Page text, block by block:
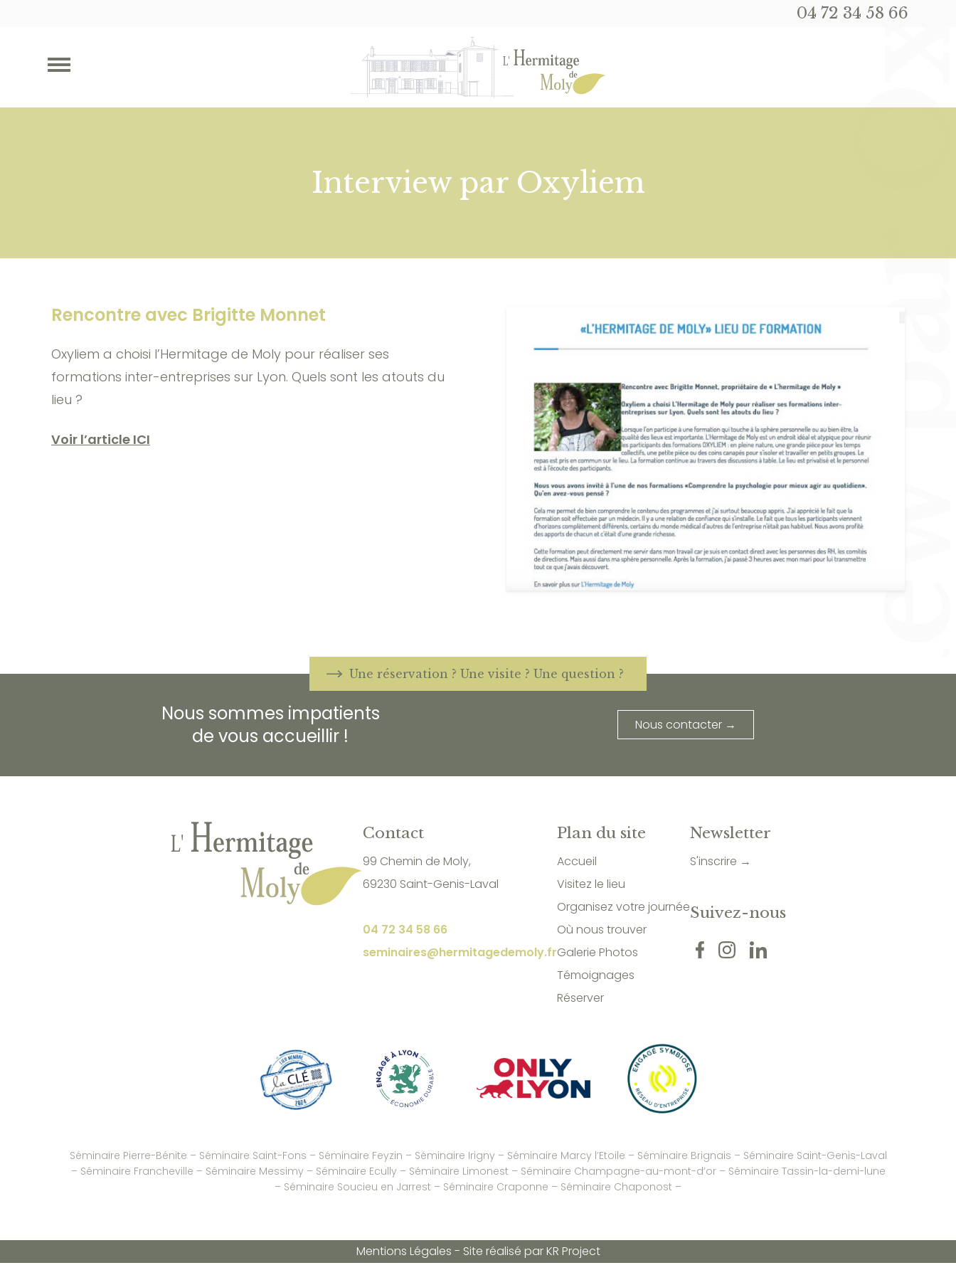
04 72 34 58 66
Interview par Oxyliem
Rencontre avec Brigitte Monnet
Oxyliem a choisi l’Hermitage de Moly pour réaliser ses
formations inter-entreprises sur Lyon. Quels sont les atouts du
lieu ?
Voir l’article ICI
Une réservation ? Une visite ? Une question ?
Nous sommes impatients
de vous accueillir !
Nous contacter →
Contact
99 Chemin de Moly,
69230 Saint-Genis-Laval
04 72 34 58 66
seminaires@hermitagedemoly.fr
Plan du site
Accueil
Visitez le lieu
Organisez votre journée
Où nous trouver
Galerie Photos
Témoignages
Réserver
Newsletter
S'inscrire →
Suivez-nous
Séminaire Pierre-Bénite – Séminaire Saint-Fons – Séminaire Feyzin – Séminaire Irigny– Séminaire Marcy l’Etoile – Séminaire Brignais – Séminaire Saint-Genis-Laval
– Séminaire Francheville – Séminaire Messimy– Séminaire Ecully– Séminaire Limonest – Séminaire Champagne-au-mont-d’or– Séminaire Tassin-la-demi-lune
– Séminaire Soucieu en Jarrest – Séminaire Craponne – Séminaire Chaponost –
Mentions Légales - Site réalisé par KR Project